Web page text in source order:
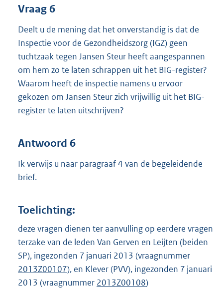
Vraag 6
Deelt u de mening dat het onverstandig is dat de
Inspectie voor de Gezondheidszorg (IGZ) geen
tuchtzaak tegen Jansen Steur heeft aangespannen
om hem zo te laten schrappen uit het BIG-register?
Waarom heeft de inspectie namens u ervoor
gekozen om Jansen Steur zich vrijwillig uit het BIG-
register te laten uitschrijven?
Antwoord 6
Ik verwijs u naar paragraaf 4 van de begeleidende
brief.
Toelichting:
deze vragen dienen ter aanvulling op eerdere vragen
terzake van de leden Van Gerven en Leijten (beiden
SP), ingezonden 7 januari 2013 (vraagnummer
2013Z00107), en Klever (PVV), ingezonden 7 januari
2013 (vraagnummer 2013Z00108)